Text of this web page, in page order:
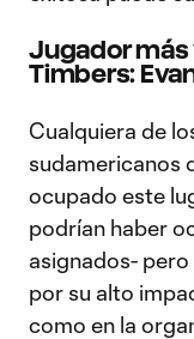
Jugador más
Timbers:
Cualquiera de
sudamericanos
ocupado este
podrían haber
asignados-
por su alto
como en la